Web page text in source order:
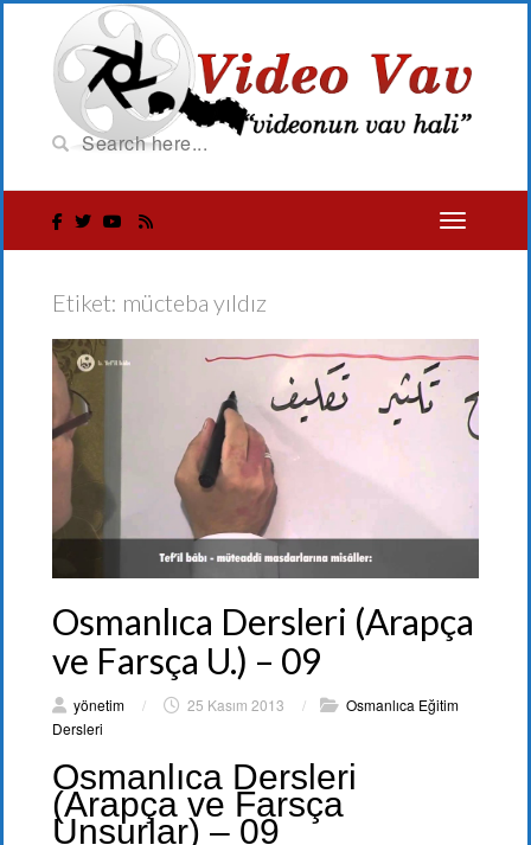
Etiket: mücteba yıldız
Osmanlıca Dersleri (Arapça
ve Farsça U.) – 09
yönetim / 25 Kasım 2013 /
Osmanlıca Eğitim
Dersleri
Osmanlıca Dersleri
(Arapça ve Farsça
Unsurlar) – 09